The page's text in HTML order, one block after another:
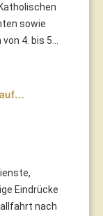
sowie
4. bis 5...
Eindrücke
nach